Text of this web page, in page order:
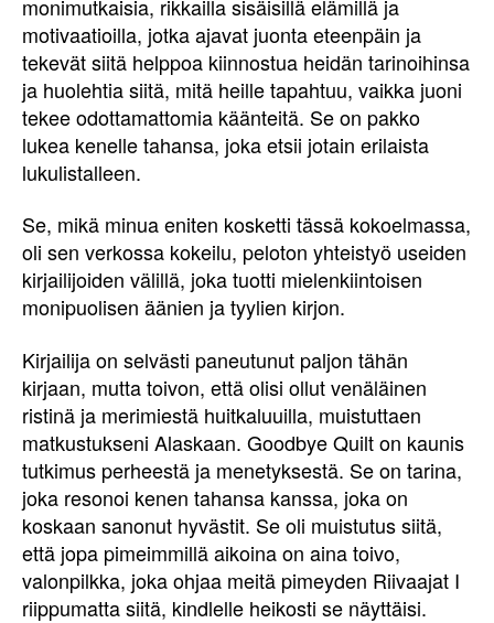
monimutkaisia, rikkailla sisäisillä elämillä ja
motivaatioilla, jotka ajavat juonta eteenpäin ja
tekevät siitä helppoa kiinnostua heidän tarinoihinsa
ja huolehtia siitä, mitä heille tapahtuu, vaikka juoni
tekee odottamattomia käänteitä. Se on pakko
lukea kenelle tahansa, joka etsii jotain erilaista
lukulistalleen.
Se, mikä minua eniten kosketti tässä kokoelmassa,
oli sen verkossa kokeilu, peloton yhteistyö useiden
kirjailijoiden välillä, joka tuotti mielenkiintoisen
monipuolisen äänien ja tyylien kirjon.
Kirjailija on selvästi paneutunut paljon tähän
kirjaan, mutta toivon, että olisi ollut venäläinen
ristinä ja merimiestä huitkaluuilla, muistuttaen
matkustukseni Alaskaan. Goodbye Quilt on kaunis
tutkimus perheestä ja menetyksestä. Se on tarina,
joka resonoi kenen tahansa kanssa, joka on
koskaan sanonut hyvästit. Se oli muistutus siitä,
että jopa pimeimmillä aikoina on aina toivo,
valonpilkka, joka ohjaa meitä pimeyden Riivaajat I
riippumatta siitä, kindlelle heikosti se näyttäisi.